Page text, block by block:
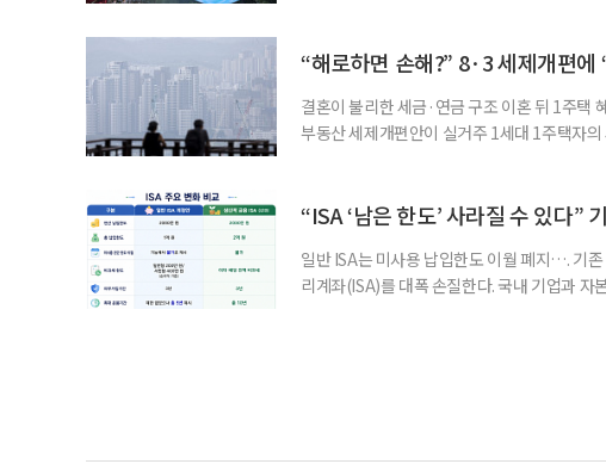
책본부(중대본) 2단계(심각)가 발령된 이후에
“해로하면 손해?” 8·3 세제개편에
결혼이 불리한 세금·연금 구조 이혼 뒤 1주택
부동산 세제개편안이 실거주 1세대 1주택자
부가 각자 집 한 채씩을 보유하면 한 세대가 두
“ISA ‘남은 한도’ 사라질 수 있다”
일반 ISA는 미사용 납입한도 이월 폐지…. 기
리계좌(ISA)를 대폭 손질한다. 국내 기업과 자